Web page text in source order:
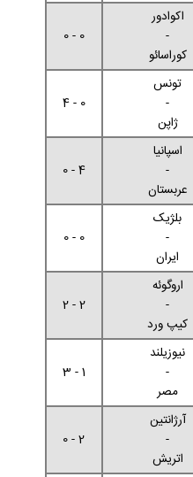
اکوادور
-
کوراسائو
0 - 0
تونس
-
ژاپن
0 - 4
اسپانیا
-
عربستان
4 - 0
بلژیک
-
ایران
0 - 0
اروگوئه
-
کیپ ورد
2 - 2
نیوزیلند
-
مصر
1 - 3
آرژانتین
-
اتریش
2 - 0